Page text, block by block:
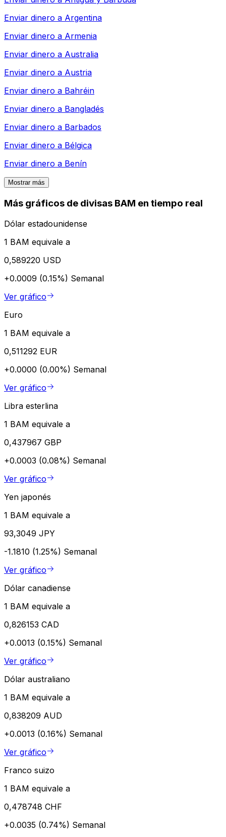
Enviar dinero a Argentina
Enviar dinero a Armenia
Enviar dinero a Australia
Enviar dinero a Austria
Enviar dinero a Bahréin
Enviar dinero a Bangladés
Enviar dinero a Barbados
Enviar dinero a Bélgica
Enviar dinero a Benín
Mostrar más
Más gráficos de divisas BAM en tiempo real
Dólar estadounidense
1 BAM equivale a
0,589220 USD
+0.0009 (0.15%) Semanal
Ver gráfico
Euro
1 BAM equivale a
0,511292 EUR
+0.0000 (0.00%) Semanal
Ver gráfico
Libra esterlina
1 BAM equivale a
0,437967 GBP
+0.0003 (0.08%) Semanal
Ver gráfico
Yen japonés
1 BAM equivale a
93,3049 JPY
-1.1810 (1.25%) Semanal
Ver gráfico
Dólar canadiense
1 BAM equivale a
0,826153 CAD
+0.0013 (0.15%) Semanal
Ver gráfico
Dólar australiano
1 BAM equivale a
0,838209 AUD
+0.0013 (0.16%) Semanal
Ver gráfico
Franco suizo
1 BAM equivale a
0,478748 CHF
+0.0035 (0.74%) Semanal